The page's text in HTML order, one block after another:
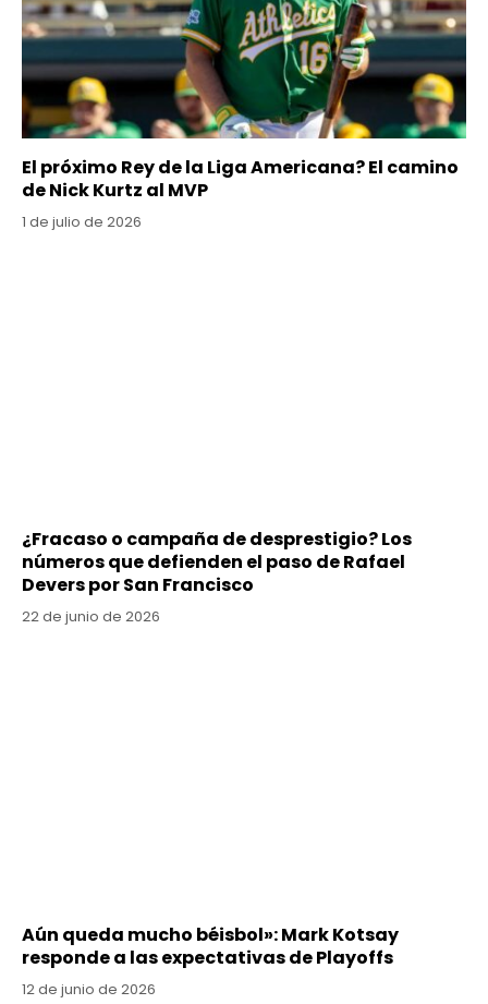
El próximo Rey de la Liga Americana? El camino
de Nick Kurtz al MVP
1 de julio de 2026
¿Fracaso o campaña de desprestigio? Los
números que defienden el paso de Rafael
Devers por San Francisco
22 de junio de 2026
Aún queda mucho béisbol»: Mark Kotsay
responde a las expectativas de Playoffs
12 de junio de 2026